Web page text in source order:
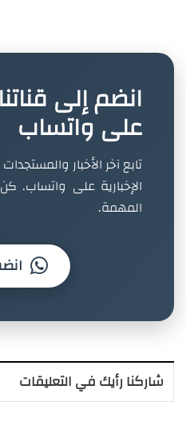
انضم إلى
على واتساب
تابع آخر الأخبار
الإخبارية على واتساب.
المهمة.
شاركنا رأيك في التعليقات